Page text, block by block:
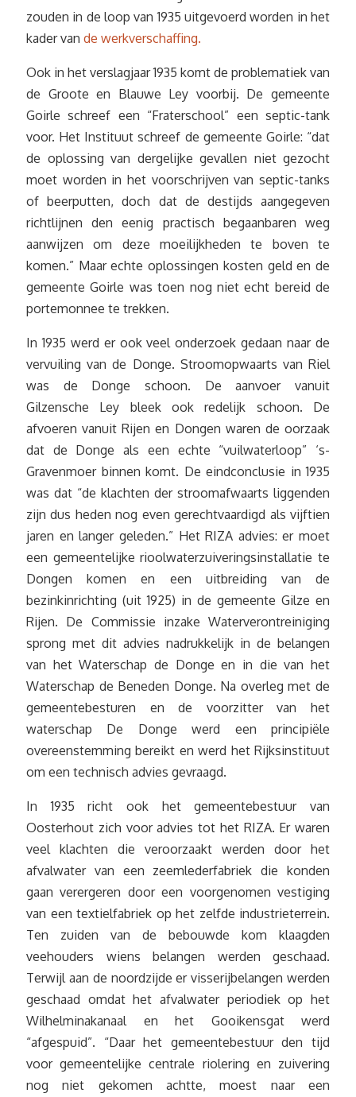
zouden in de loop van 1935 uitgevoerd worden in het
kader van de werkverschaffing.
Ook in het verslagjaar 1935 komt de problematiek van
de Groote en Blauwe Ley voorbij. De gemeente
Goirle schreef een “Fraterschool” een septic-tank
voor. Het Instituut schreef de gemeente Goirle: “dat
de oplossing van dergelijke gevallen niet gezocht
moet worden in het voorschrijven van septic-tanks
of beerputten, doch dat de destijds aangegeven
richtlijnen den eenig practisch begaanbaren weg
aanwijzen om deze moeilijkheden te boven te
komen.” Maar echte oplossingen kosten geld en de
gemeente Goirle was toen nog niet echt bereid de
portemonnee te trekken.
In 1935 werd er ook veel onderzoek gedaan naar de
vervuiling van de Donge. Stroomopwaarts van Riel
was de Donge schoon. De aanvoer vanuit
Gilzensche Ley bleek ook redelijk schoon. De
afvoeren vanuit Rijen en Dongen waren de oorzaak
dat de Donge als een echte “vuilwaterloop” ‘s-
Gravenmoer binnen komt. De eindconclusie in 1935
was dat “de klachten der stroomafwaarts liggenden
zijn dus heden nog even gerechtvaardigd als vijftien
jaren en langer geleden.” Het RIZA advies: er moet
een gemeentelijke rioolwaterzuiveringsinstallatie te
Dongen komen en een uitbreiding van de
bezinkinrichting (uit 1925) in de gemeente Gilze en
Rijen. De Commissie inzake Waterverontreiniging
sprong met dit advies nadrukkelijk in de belangen
van het Waterschap de Donge en in die van het
Waterschap de Beneden Donge. Na overleg met de
gemeentebesturen en de voorzitter van het
waterschap De Donge werd een principiële
overeenstemming bereikt en werd het Rijksinstituut
om een technisch advies gevraagd.
In 1935 richt ook het gemeentebestuur van
Oosterhout zich voor advies tot het RIZA. Er waren
veel klachten die veroorzaakt werden door het
afvalwater van een zeemlederfabriek die konden
gaan verergeren door een voorgenomen vestiging
van een textielfabriek op het zelfde industrieterrein.
Ten zuiden van de bebouwde kom klaagden
veehouders wiens belangen werden geschaad.
Terwijl aan de noordzijde er visserijbelangen werden
geschaad omdat het afvalwater periodiek op het
Wilhelminakanaal en het Gooikensgat werd
“afgespuid”. “Daar het gemeentebestuur den tijd
voor gemeentelijke centrale riolering en zuivering
nog niet gekomen achtte, moest naar een